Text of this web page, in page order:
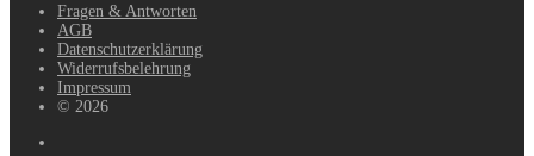
Fragen & Antworten
AGB
Datenschutzerklärung
Widerrufsbelehrung
Impressum
© 2026